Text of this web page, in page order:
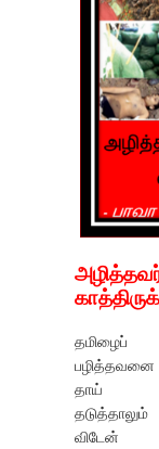
தமிழைப்
பழித்தவனை
தாய்
தடுத்தாலும்
விடேன்